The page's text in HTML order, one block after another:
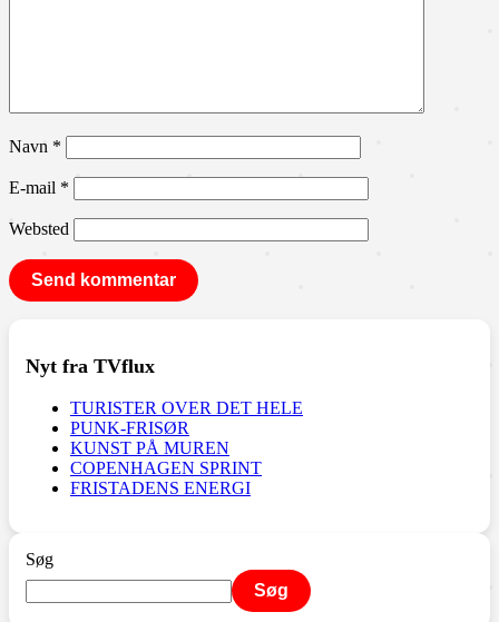
Navn *
E-mail *
Websted
Nyt fra TVflux
TURISTER OVER DET HELE
PUNK-FRISØR
KUNST PÅ MUREN
COPENHAGEN SPRINT
FRISTADENS ENERGI
Søg
Søg